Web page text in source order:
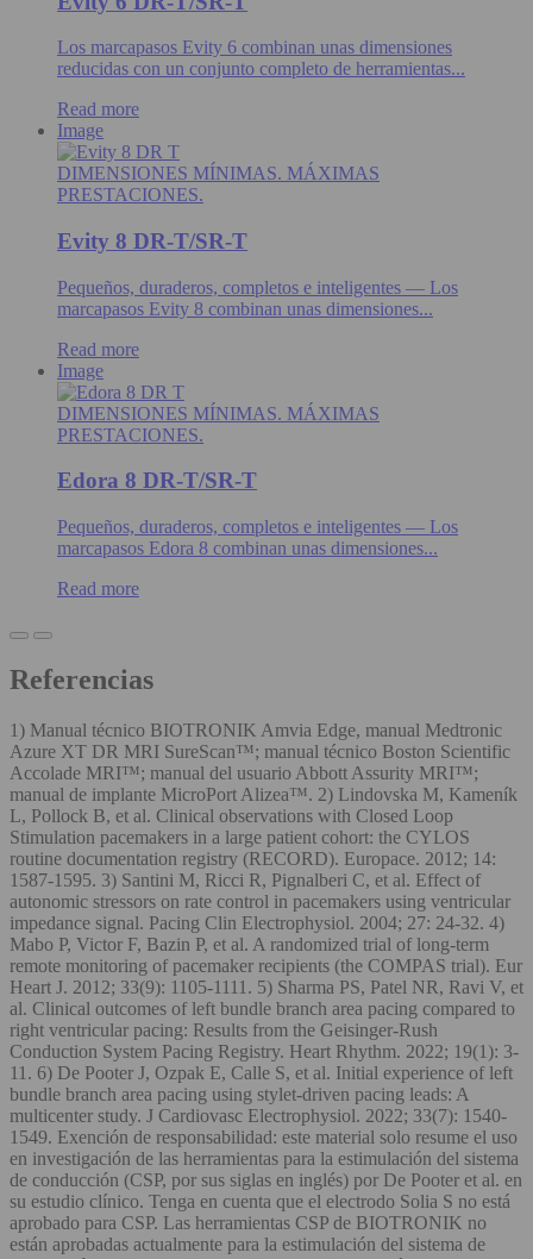
Los marcapasos Evity 6 combinan unas dimensiones
reducidas con un conjunto completo de herramientas...
Read more
Image
DIMENSIONES MÍNIMAS. MÁXIMAS
PRESTACIONES.
Evity 8 DR-T/SR-T
Pequeños, duraderos, completos e inteligentes — Los
marcapasos Evity 8 combinan unas dimensiones...
Read more
Image
DIMENSIONES MÍNIMAS. MÁXIMAS
PRESTACIONES.
Edora 8 DR-T/SR-T
Pequeños, duraderos, completos e inteligentes — Los
marcapasos Edora 8 combinan unas dimensiones...
Read more
Referencias
1) Manual técnico BIOTRONIK Amvia Edge, manual Medtronic
Azure XT DR MRI SureScan™; manual técnico Boston Scientific
Accolade MRI™; manual del usuario Abbott Assurity MRI™;
manual de implante MicroPort Alizea™. 2) Lindovska M, Kameník
L, Pollock B, et al. Clinical observations with Closed Loop
Stimulation pacemakers in a large patient cohort: the CYLOS
routine documentation registry (RECORD). Europace. 2012; 14:
1587-1595. 3) Santini M, Ricci R, Pignalberi C, et al. Effect of
autonomic stressors on rate control in pacemakers using ventricular
impedance signal. Pacing Clin Electrophysiol. 2004; 27: 24-32. 4)
Mabo P, Victor F, Bazin P, et al. A randomized trial of long-term
remote monitoring of pacemaker recipients (the COMPAS trial). Eur
Heart J. 2012; 33(9): 1105-1111. 5) Sharma PS, Patel NR, Ravi V, et
al. Clinical outcomes of left bundle branch area pacing compared to
right ventricular pacing: Results from the Geisinger-Rush
Conduction System Pacing Registry. Heart Rhythm. 2022; 19(1): 3-
11. 6) De Pooter J, Ozpak E, Calle S, et al. Initial experience of left
bundle branch area pacing using stylet-driven pacing leads: A
multicenter study. J Cardiovasc Electrophysiol. 2022; 33(7): 1540-
1549. Exención de responsabilidad: este material solo resume el uso
en investigación de las herramientas para la estimulación del sistema
de conducción (CSP, por sus siglas en inglés) por De Pooter et al. en
su estudio clínico. Tenga en cuenta que el electrodo Solia S no está
aprobado para CSP. Las herramientas CSP de BIOTRONIK no
están aprobadas actualmente para la estimulación del sistema de